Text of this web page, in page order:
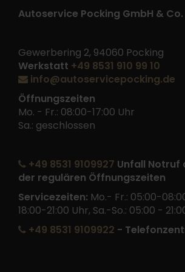
Autoservice Pocking GmbH & Co.
Gewerbering 2, 94060 Pocking
Werkstatt +49 8531 910 99 10
info@autoservicepocking.de
Öffnungszeiten
Mo. - Fr.: 08:00-17:00 Uhr
Sa.: geschlossen
+49 8531 9109927 Unfall Notruf
der regulären Öffnungszeiten
Servicezeiten: Mo.- Fr.: 05:00-
18:00-21:00 Uhr, Sa.-So.: 05:00 -
+49 8531 9109922 -